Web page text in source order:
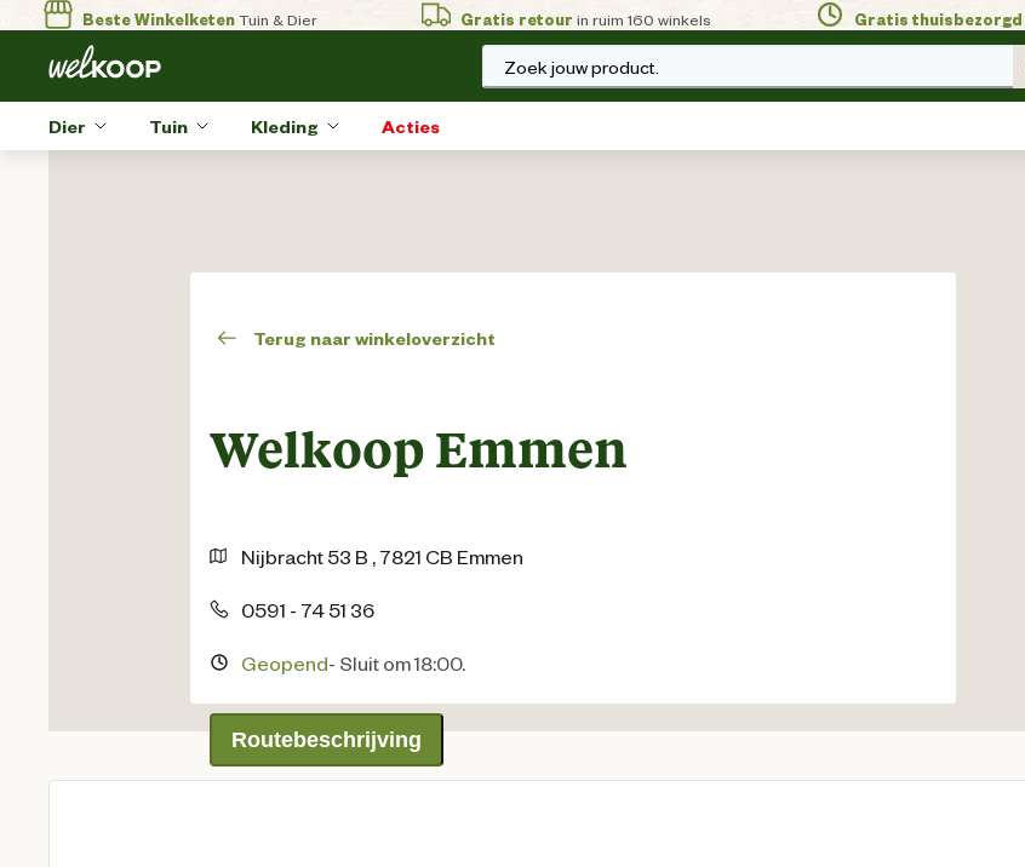
Beste WinkelketenTuin & Dier Gratis retour in ruim 160 winkels Gratis thuisbezorgd
Zoek jouw product.
Dier Tuin Kleding Acties
Terug naar winkeloverzicht
Welkoop Emmen
Nijbracht 53 B 7821 CB Emmen
0591 - 74 51 36
Geopend- Sluit om 18:00.
Routebeschrijving